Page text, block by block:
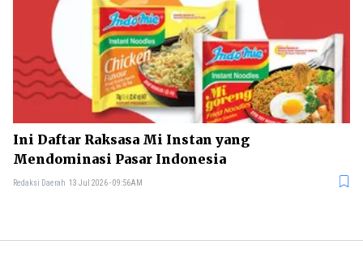
Ini Daftar Raksasa Mi Instan yang
Mendominasi Pasar Indonesia
Redaksi Daerah 13 Jul 2026 - 09:56AM